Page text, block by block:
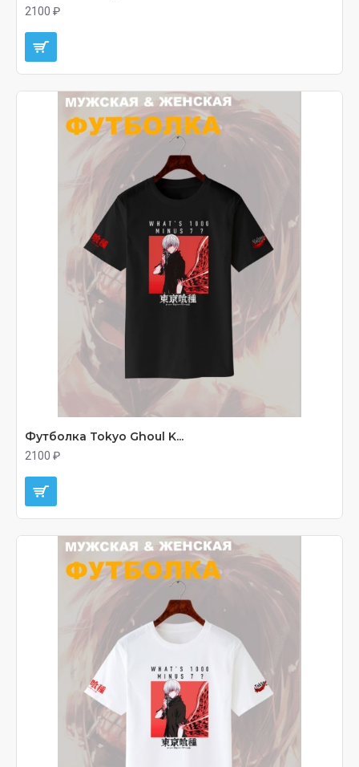
2100 ₽
Футболка Tokyo Ghoul K...
2100 ₽